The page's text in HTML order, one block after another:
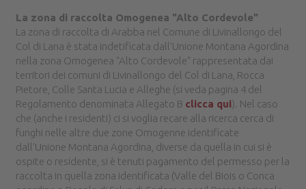
La zona di raccolta Omogenea "Alto Cordevole"
La zona di raccolta di Arabba nel Comune di Livinallongo del
Col di Lana è stata indetificata dall'Unione Montana Agordina
nella zona Omogenea "Alto Cordevole" rappresentata dai
territori dei comuni di Livinallongo del Col di Lana, Rocca
Pietore, Colle Santa Lucia e Alleghe (si veda pagina 4 del
Regolamento denominata Allegato B clicca qui). Nel caso
che (anche i residenti) ci si voglia recare alla ricerca cerca di
funghi nelle altre due zone Omogenne identificate
dall'Unione Montana Agordina, diverse da quella in cui si è
ospite o residente, si è tenuti pagamento del permesso per la
raccolta in quella zona identificata (Valle del Biois o Conca